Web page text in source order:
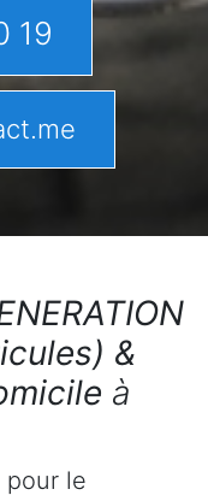
19
&
à
pour le